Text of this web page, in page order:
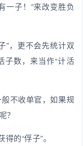
一子！”来改变胜负
”，更不会先统计双
子数，来当作“计活
不收单官，如果规
？
的“俘子”。